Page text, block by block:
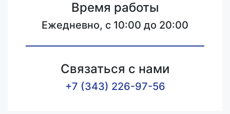
Время работы
Ежедневно, с 10:00 до 20:00
Связаться с нами
+7 (343) 226-97-56